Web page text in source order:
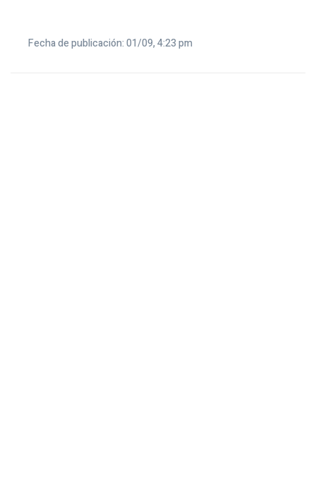
Fecha de publicación: 01/09, 4:23 pm